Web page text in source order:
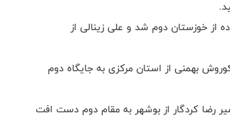
زاده از خوزستان دوم شد و علی زینالی از
کوروش بهمنی از استان مرکزی به جایگاه دوم
امیر رضا کردگار از بوشهر به مقام دوم دست افت